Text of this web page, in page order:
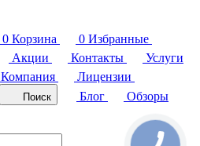
0 Корзина 0 Избранные
Акции Контакты
Услуги
Компания
Лицензии
Поиск Блог
Обзоры